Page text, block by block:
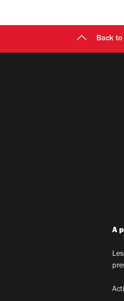
Back to
A